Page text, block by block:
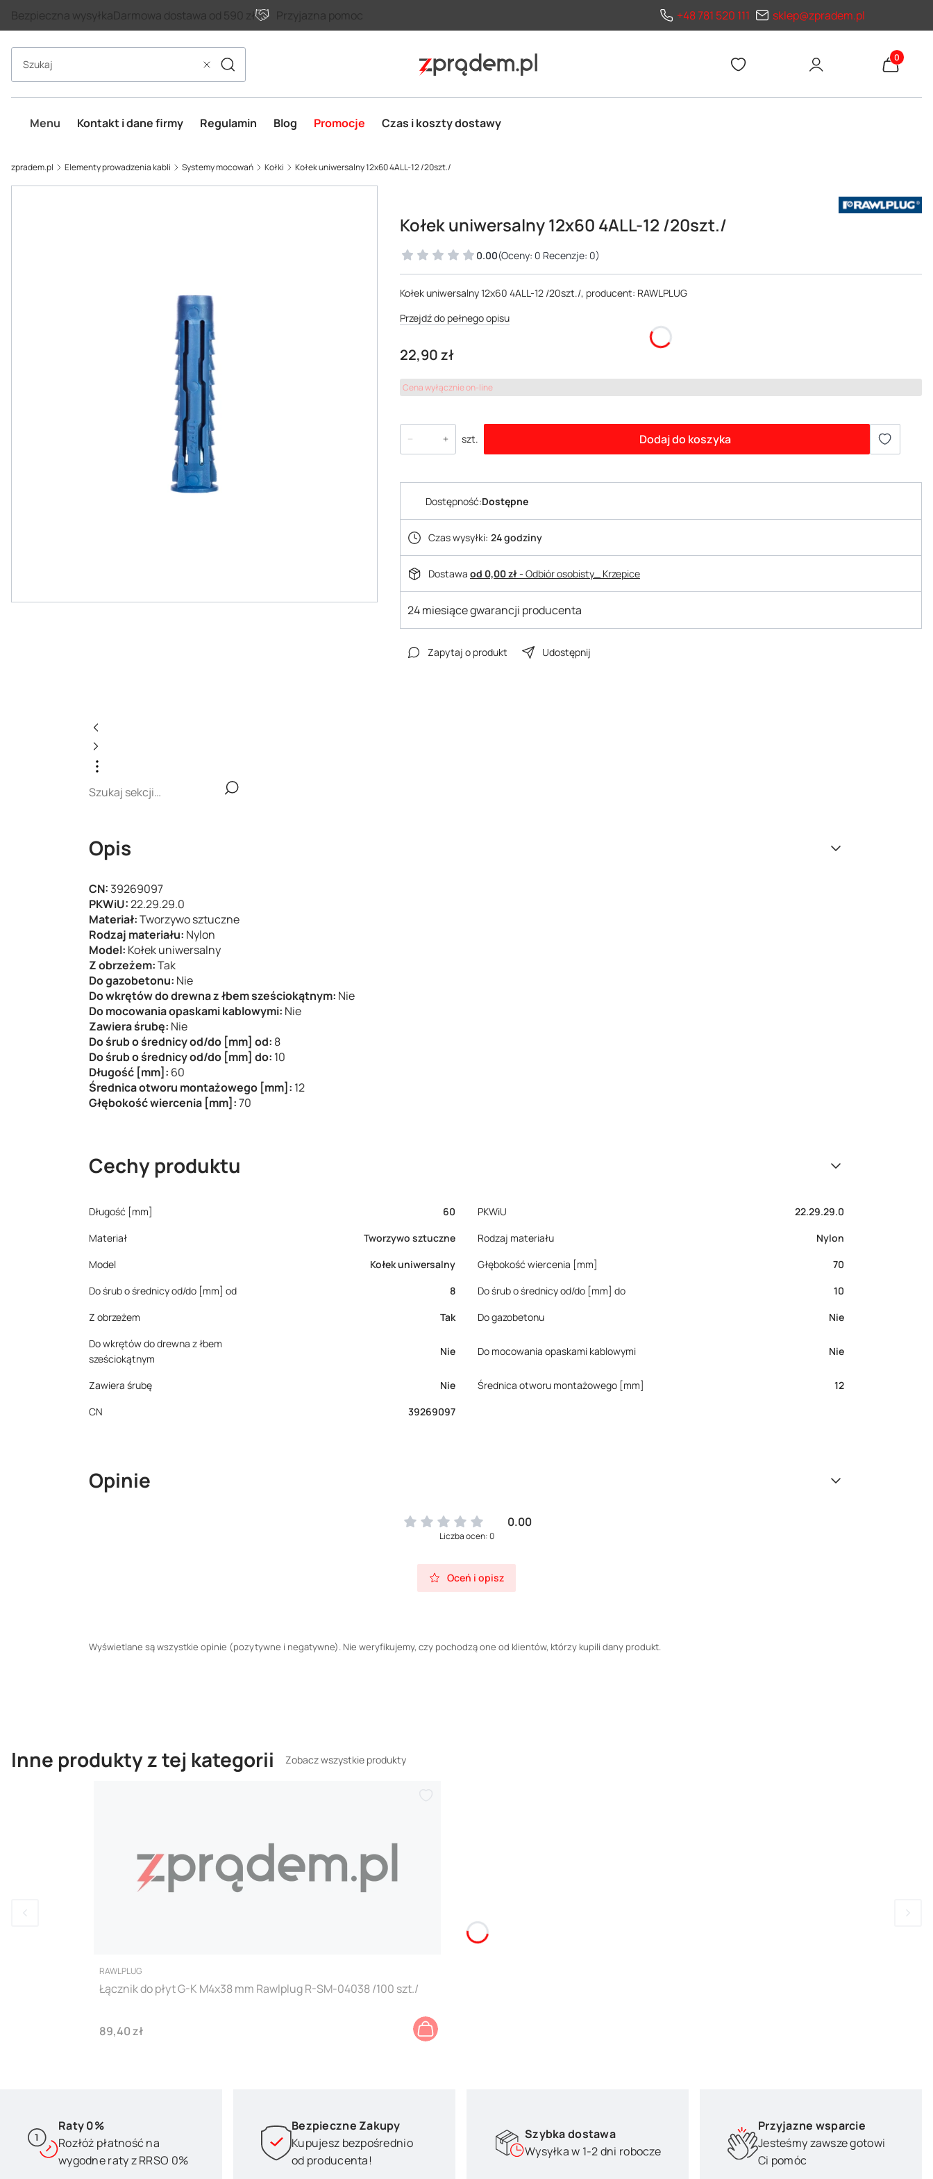
Bezpieczna wysyłkaDarmowa dostawa od 590 zł Przyjazna pomoc +48 781 520 111 sklep@zpradem.pl
WyczyśćSzukaj Produkty
Menu Kontakt i dane firmy Regulamin Blog Promocje Czas i koszty dostawy
zpradem.pl Elementy prowadzenia kabli Systemy mocowań Kołki Kołek uniwersalny 12x60 4ALL-12 /20szt./
Kołek uniwersalny 12x60 4ALL-12 /20szt./
0.00(Oceny: 0 Recenzje: 0)
Kołek uniwersalny 12x60 4ALL-12 /20szt./, producent: RAWLPLUG
Przejdź do pełnego opisu
Cena
22,90 zł
Cena wyłącznie on-line
szt. Dodaj do koszyka
Dostępność:Dostępne
Czas wysyłki: 24 godziny
Dostawa od 0,00 zł- Odbiór osobisty_ Krzepice
24 miesiące gwarancji producenta
Zapytaj o produkt Udostępnij
Opis
CN: 39269097
PKWiU:22.29.29.0
Materiał:Tworzywo sztuczne
Rodzaj materiału: Nylon
Model: Kołek uniwersalny
Z obrzeżem:Tak
Do gazobetonu: Nie
Do wkrętów do drewna z łbem sześciokątnym: Nie
Do mocowania opaskami kablowymi: Nie
Zawiera śrubę: Nie
Do śrub o średnicy od/do [mm] od: 8
Do śrub o średnicy od/do [mm] do: 10
Długość [mm]: 60
Średnica otworu montażowego [mm]: 12
Głębokość wiercenia [mm]:70
Cechy produktu
Długość [mm] 60 PKWiU
22.29.29.0
Materiał
Tworzywo sztuczne Rodzaj materiału
Nylon
Model
Kołek uniwersalny Głębokość wiercenia [mm]
70
Do śrub o średnicy od/do [mm] od
8 Do śrub o średnicy od/do [mm] do
10
Z obrzeżem
Tak Do gazobetonu
Nie
Do wkrętów do drewna z łbem
sześciokątnym
Nie Do mocowania opaskami kablowymi Nie
Zawiera śrubę Nie Średnica otworu montażowego [mm]
12
CN
39269097
Opinie
0.00
Liczba ocen: 0
Oceń i opisz
Wyświetlane są wszystkie opinie (pozytywne i negatywne). Nie weryfikujemy, czy pochodzą one od klientów, którzy kupili dany produkt.
Inne produkty z tej kategorii Zobacz wszystkie produkty
PRODUCENT
RAWLPLUG
Łącznik do płyt G-K M4x38 mm Rawlplug R-SM-04038 /100 szt./
Cena
89,40 zł
Raty 0%
Rozłóż płatność na
wygodne raty z RRSO 0%
Bezpieczne Zakupy
Kupujesz bezpośrednio
od producenta!
Szybka dostawa
Wysyłka w 1-2 dni robocze
Przyjazne wsparcie
Jesteśmy zawsze gotowi
Ci pomóc